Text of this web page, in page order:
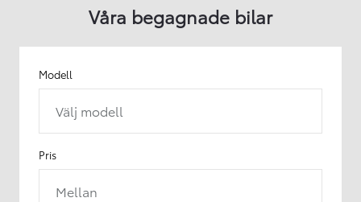
Våra begagnade bilar
Modell
Välj modell
Pris
Mellan